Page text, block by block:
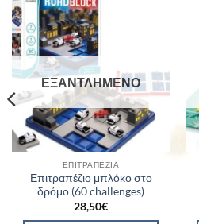
ΕΞΑΝΤΛΗΜΈΝΟ
ΕΠΙΤΡΑΠΈΖΙΑ
Επιτραπέζιο μπλόκο στο
δρόμο (60 challenges)
28,50€